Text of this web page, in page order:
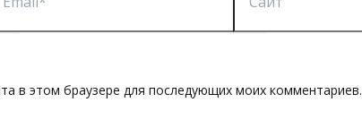
в этом браузере для последующих моих комментариев.